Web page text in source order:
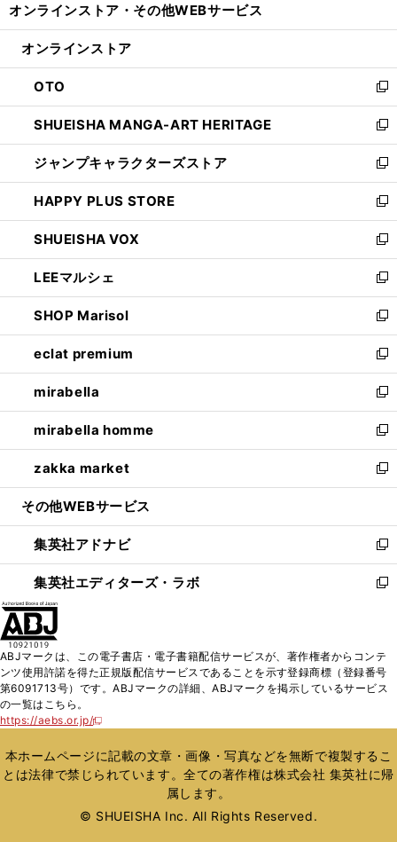
開
ン
ウ
で
開
く
ウ
ン
ド
ウ
で
開
く
オンラインストア・ その他WEBサービス
オンラインストア
OTO
新
し
い
ウ
ィ
ン
ド
ウ
で
開
く
SHUEISHA MANGA-ART HERITAGE
新
し
い
ウ
ィ
ン
ド
ウ
で
開
く
ジャンプキャラクターズストア
新
し
い
ウ
ィ
ン
ド
ウ
で
開
く
HAPPY PLUS STORE
新
し
い
ウ
ィ
ン
ド
ウ
で
開
く
SHUEISHA VOX
新
し
い
ウ
ィ
ン
ド
ウ
で
開
く
LEEマルシェ
新
し
い
ウ
ィ
ン
ド
ウ
で
開
く
SHOP Marisol
新
し
い
ウ
ィ
ン
ド
ウ
で
開
eclat premium
新
し
い
ウ
ィ
ン
ド
ウ
開
く
mirabella
新
し
い
ウ
ィ
ン
ウ
で
開
く
mirabella homme
新
し
い
ウ
ン
ド
ウ
で
zakka market
新
し
ウ
ィ
ン
ド
く
その他WEBサービス
集英社アドナビ
新
し
い
ド
ウ
で
集英社エディターズ・ラボ
新
ィ
ン
ド
開
く
ABJマークは、この電子書店・電子書籍配信サービスが、著作権者からコンテ
ンツ使用許諾を得た正規版配信サービスであることを示す登録商標（登録番号
第6091713号）です。ABJマークの詳細、ABJマークを掲示しているサービス
の一覧はこちら。
https://aebs.or.jp/
新
い
ウ
ィ
ウ
本ホームページに記載の文章・画像・写真などを無断で複製するこ
とは法律で禁じられています。全ての著作権は株式会社 集英社に帰
属します。
© SHUEISHA Inc. All Rights Reserved.